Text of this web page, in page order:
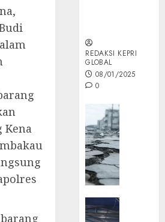
Kena
REDAKSI KEPRI
GLOBAL
08/01/2025
0